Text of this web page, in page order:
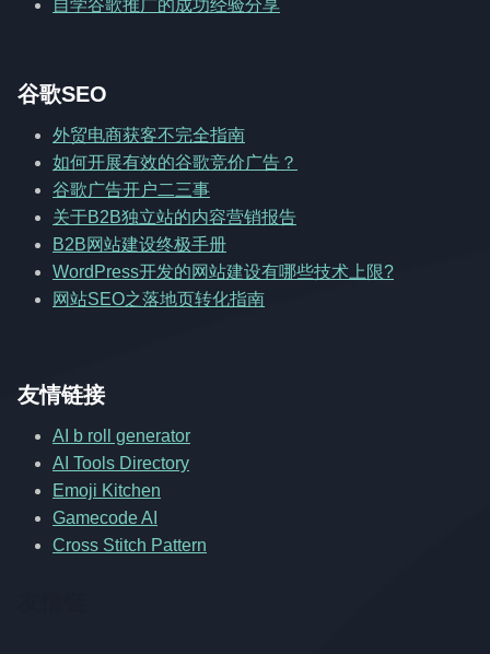
自学谷歌推广的成功经验分享
谷歌SEO
外贸电商获客不完全指南
如何开展有效的谷歌竞价广告？
谷歌广告开户二三事
关于B2B独立站的内容营销报告
B2B网站建设终极手册
WordPress开发的网站建设有哪些技术上限?
网站SEO之落地页转化指南
友情链接
AI b roll generator
AI Tools Directory
Emoji Kitchen
Gamecode AI
Cross Stitch Pattern